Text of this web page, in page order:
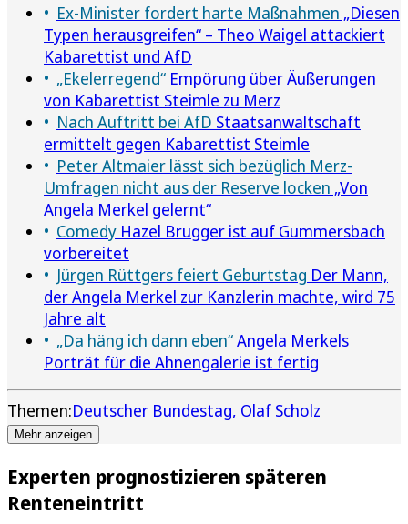
Ex-Minister fordert harte Maßnahmen „Diesen
Typen herausgreifen“ – Theo Waigel attackiert
Kabarettist und AfD
„Ekelerregend“ Empörung über Äußerungen
von Kabarettist Steimle zu Merz
Nach Auftritt bei AfD Staatsanwaltschaft
ermittelt gegen Kabarettist Steimle
Peter Altmaier lässt sich bezüglich Merz-
Umfragen nicht aus der Reserve locken „Von
Angela Merkel gelernt“
Comedy Hazel Brugger ist auf Gummersbach
vorbereitet
Jürgen Rüttgers feiert Geburtstag Der Mann,
der Angela Merkel zur Kanzlerin machte, wird 75
Jahre alt
„Da häng ich dann eben“Angela Merkels
Porträt für die Ahnengalerie ist fertig
Themen:Deutscher Bundestag Olaf Scholz
Mehr anzeigen
Experten prognostizieren späteren
Renteneintritt